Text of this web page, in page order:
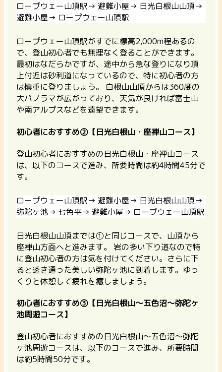
ロープウェー山頂駅→ 避難小屋→ 日光白根山山頂→
避難小屋→ ロープウェー山頂駅
ロープウェー山頂駅がすでに標高2,000m程あるの
で、登山初心者でも無理なく登ることができます。
最初はなだらかですが、途中から急な登りになり頂
上付近は砂利道になっているので、特に初心者の方
は慎重に登りましょう。 白根山山頂からは360度の
大パノラマが広がっており、天気が良ければ富士山
や南アルプスなどを遠望できます。
初心者におすすめ②【日光白根山・座禅山コース】
登山初心者におすすめの日光白根山・座禅山コース
は、以下のコースで進み、所要時間は約4時間45分で
す。
ロープウェー山頂駅→ 避難小屋→ 日光白根山山頂→
弥陀ヶ池→ 七色平→ 避難小屋→ ロープウェー山頂駅
日光白根山山頂までは①と同じコースで、山頂から
座禅山方面へと進みます。 岩の多い下り道なので特
に登山初心者の方は気を付けてください。さらに下
ると透き通った美しい弥陀ヶ池に到着します。ゆっ
くりと休憩して疲れを癒しましょう。
初心者におすすめ③【日光白根山～五色沼～弥陀ヶ
池周遊コース】
登山初心者におすすめの日光白根山～五色沼～弥陀
ヶ池周遊コースは、以下のコースで進み、所要時間
は約5時間50分です。